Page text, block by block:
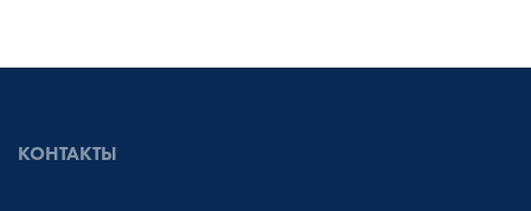
КОНТАКТЫ